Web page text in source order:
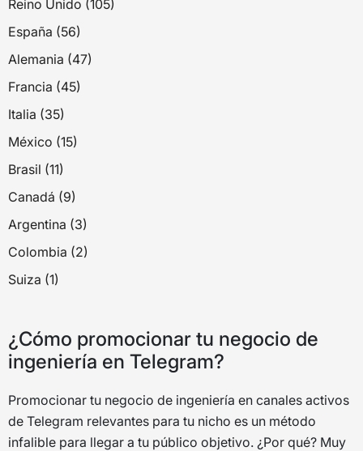
Reino Unido (105)
España (56)
Alemania (47)
Francia (45)
Italia (35)
México (15)
Brasil (11)
Canadá (9)
Argentina (3)
Colombia (2)
Suiza (1)
¿Cómo promocionar tu negocio de
ingeniería en Telegram?
Promocionar tu negocio de ingeniería en canales activos
de Telegram relevantes para tu nicho es un método
infalible para llegar a tu público objetivo. ¿Por qué? Muy